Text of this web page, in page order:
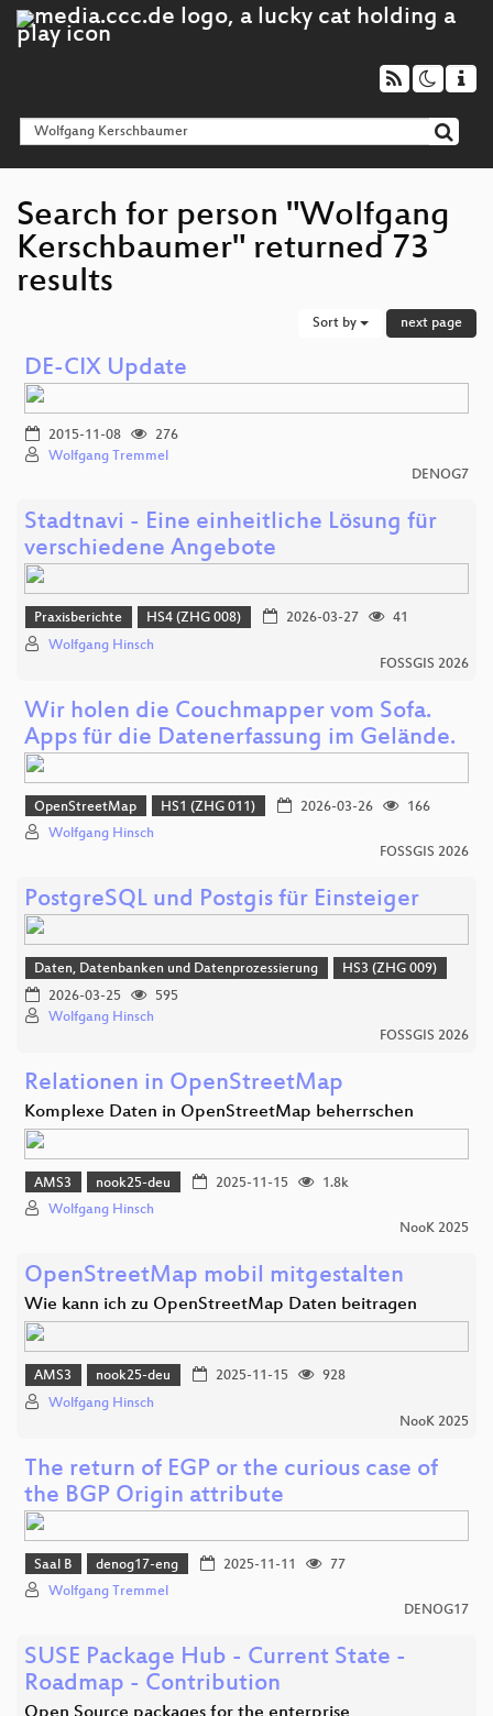
Search for person "Wolfgang
Kerschbaumer" returned 73
results
Sort by next page
DE-CIX Update
2015-11-08
276
Wolfgang Tremmel
DENOG7
Stadtnavi - Eine einheitliche Lösung für
verschiedene Angebote
Praxisberichte HS4 (ZHG 008) 2026-03-27
41
Wolfgang Hinsch
FOSSGIS 2026
Wir holen die Couchmapper vom Sofa.
Apps für die Datenerfassung im Gelände.
OpenStreetMap HS1 (ZHG 011) 2026-03-26
166
Wolfgang Hinsch
FOSSGIS 2026
PostgreSQL und Postgis für Einsteiger
Daten, Datenbanken und Datenprozessierung
HS3 (ZHG 009)
2026-03-25
595
Wolfgang Hinsch
FOSSGIS 2026
Relationen in OpenStreetMap
Komplexe Daten in OpenStreetMap beherrschen
AMS3 nook25-deu 2025-11-15
1.8k
Wolfgang Hinsch
NooK 2025
OpenStreetMap mobil mitgestalten
Wie kann ich zu OpenStreetMap Daten beitragen
AMS3 nook25-deu 2025-11-15
928
Wolfgang Hinsch
NooK 2025
The return of EGP or the curious case of
the BGP Origin attribute
Saal B denog17-eng 2025-11-11
77
Wolfgang Tremmel
DENOG17
SUSE Package Hub - Current State -
Roadmap - Contribution